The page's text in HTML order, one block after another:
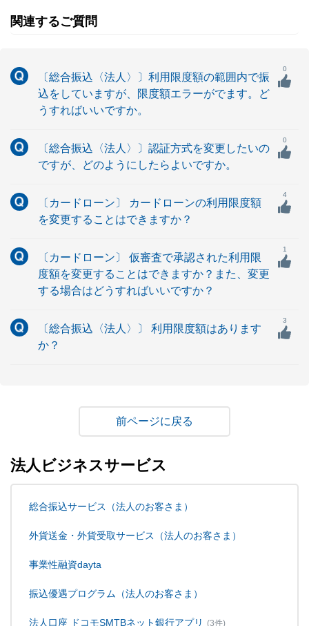
関連するご質問
〔総合振込〈法人〉〕利用限度額の範囲内で振
込をしていますが、限度額エラーがでます。ど
うすればいいですか。
0
〔総合振込〈法人〉〕認証方式を変更したいの
ですが、どのようにしたらよいですか。
0
〔カードローン〕 カードローンの利用限度額
を変更することはできますか？
4
〔カードローン〕 仮審査で承認された利用限
度額を変更することはできますか？また、変更
する場合はどうすればいいですか？
1
〔総合振込〈法人〉〕 利用限度額はあります
か？
3
戻る
法人ビジネスサービス
総合振込サービス（法人のお客さま）
外貨送金・外貨受取サービス（法人のお客さま）
事業性融資dayta
振込優遇プログラム（法人のお客さま）
法人口座 ドコモSMTBネット銀行アプリ (3件)